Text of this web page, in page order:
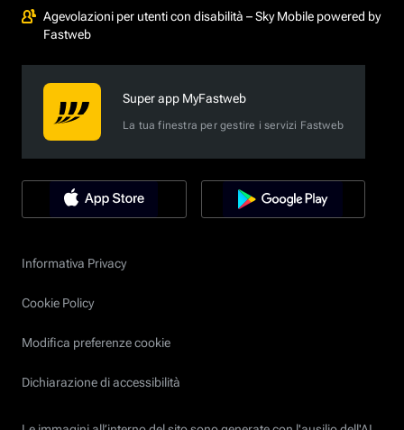
Agevolazioni per utenti con disabilità – Sky Mobile powered by
Fastweb
Super app MyFastweb
La tua finestra per gestire i servizi Fastweb
Informativa Privacy
Cookie Policy
Modifica preferenze cookie
Dichiarazione di accessibilità